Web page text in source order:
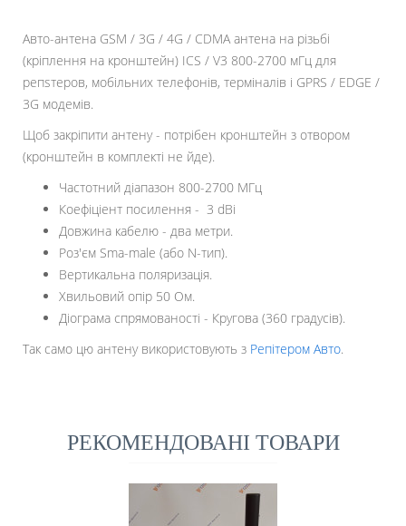
Авто-антена GSM / 3G / 4G / CDMA антена на різьбі
(кріплення на кронштейн) ICS / V3 800-2700 мГц для
репsтеров, мобільних телефонів, терміналів і GPRS / EDGE /
3G модемів.
Щоб закріпити антену - потрібен кронштейн з отвором
(кронштейн в комплекті не йде).
Частотний діапазон 800-2700 МГц
Коефіціент посилення - 3 dBi
Довжина кабелю - два метри.
Роз'єм Sma-male (або N-тип).
Вертикальна поляризація.
Хвильовий опір 50 Ом.
Діограма спрямованості - Кругова (360 градусів).
Так само цю антену використовують з Репітером Авто.
РЕКОМЕНДОВАНІ ТОВАРИ